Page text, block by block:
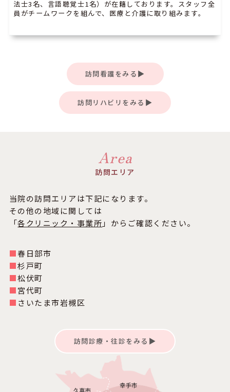
法士3名、言語聴覚士1名）が在籍しております。スタッフ全
員がチームワークを組んで、医療と介護に取り組みます。
訪問看護をみる
訪問リハビリをみる
Area
訪問エリア
当院の訪問エリアは下記になります。
その他の地域に関しては
「各クリニック・事業所 」からご確認ください。
■春日部市
■杉戸町
■松伏町
■宮代町
■ さいたま市岩槻区
訪問診療・往診をみる